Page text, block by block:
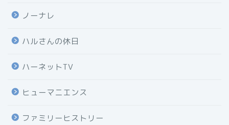
ノーナレ
ハルさんの休日
ハーネットTV
ヒューマニエンス
ファミリーヒストリー